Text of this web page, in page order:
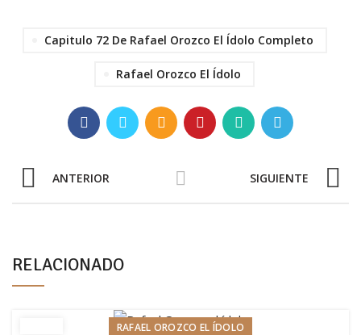
Capitulo 72 De Rafael Orozco El Ídolo Completo
Rafael Orozco El Ídolo
ANTERIOR SIGUIENTE
RELACIONADO
RAFAEL OROZCO EL ÍDOLO